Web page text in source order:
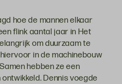
hoe de mannen elkaar
flink aantal jaar in Het
om duurzaam te
in de machinebouw
hebben ze een
Dennis voegde